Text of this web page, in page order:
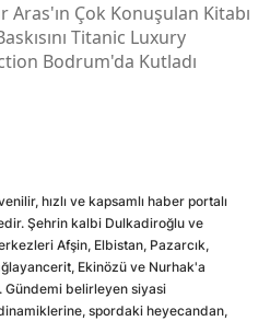
Aras'ın Çok Konuşulan Kitabı
Titanic Luxury
Bodrum'da Kutladı
hızlı ve kapsamlı haber portalı
Şehrin kalbi Dulkadiroğlu ve
Afşin, Elbistan, Pazarcık,
Ekinözü ve Nurhak'a
belirleyen siyasi
spordaki heyecandan,